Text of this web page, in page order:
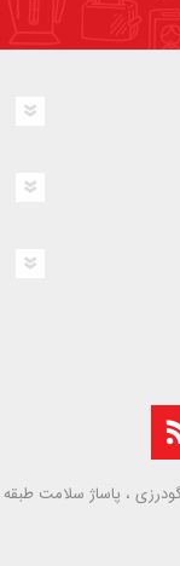
، پاساژ سلامت طبقه